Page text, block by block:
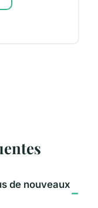
de nouveaux